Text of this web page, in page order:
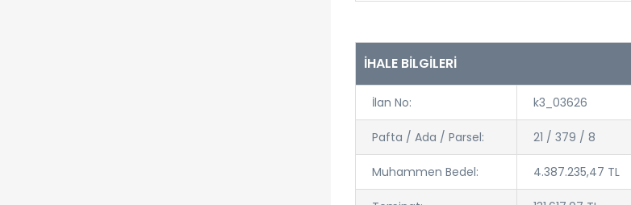
İHALE BİLGİLERİ
İlan No: k3_03626
Pafta / Ada / Parsel: 21 / 379 / 8
Muhammen Bedel: 4.387.235,47 TL